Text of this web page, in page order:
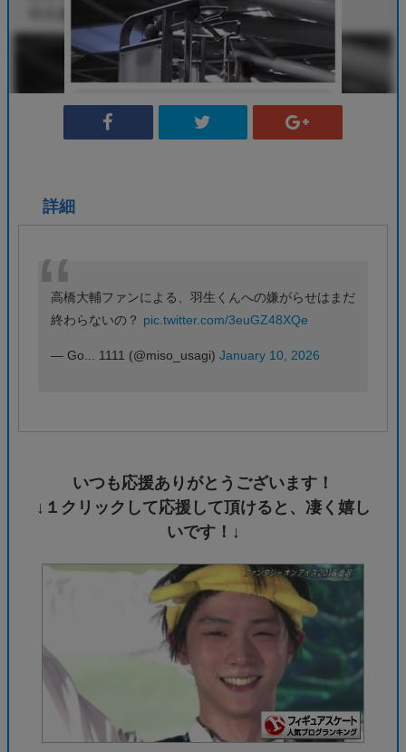
詳細
高橋大輔ファンによる、羽生くんへの嫌がらせはまだ
終わらないの？ pic.twitter.com/3euGZ48XQe
— Go... 1111 (@miso_usagi) January 10, 2026
いつも応援ありがとうございます！
↓１クリックして応援して頂けると、凄く嬉し
いです！↓